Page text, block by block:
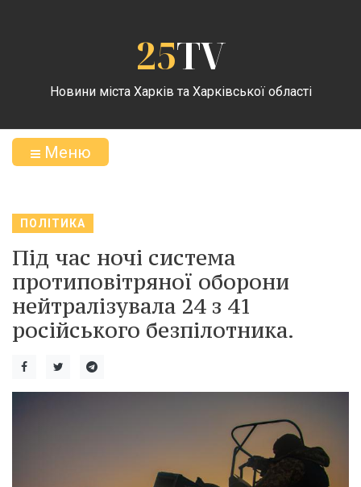
25TV
Новини міста Харків та Харківської області
Меню
ПОЛІТИКА
Під час ночі система
протиповітряної оборони
нейтралізувала 24 з 41
російського безпілотника.